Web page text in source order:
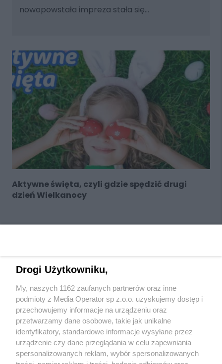
nowopowstała impreza stała się...
Aktywne święta, czyli gdzie spędzić drugi
dzień Wielkanocy
Wydawca mediówlokalnych
Nie zapomnij
Drogi Użytkowniku,
My, naszych 1162 zaufanych partnerów oraz inne
podmioty z Media Operator sp z.o.o. uzyskujemy dostęp i
przechowujemy informacje na urządzeniu oraz
przetwarzamy dane osobowe, takie jak unikalne
identyfikatory, standardowe informacje wysyłane przez
urządzenie czy dane przeglądania w celu zapewniania
spersonalizowanych reklam, wybór spersonalizowanych